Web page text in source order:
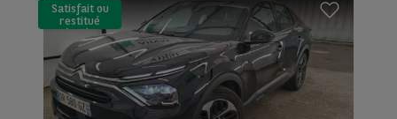
Satisfait ou
restitué
(LLD)*